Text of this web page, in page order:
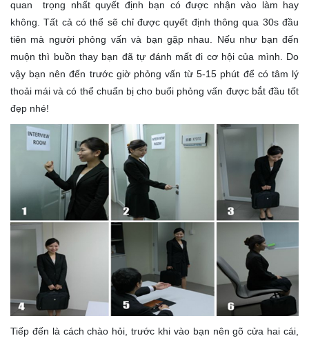
quan trọng nhất quyết định bạn có được nhận vào làm hay
không. Tất cả có thể sẽ chỉ được quyết định thông qua 30s đầu
tiên mà người phỏng vấn và bạn gặp nhau. Nếu như bạn đến
muộn thì buồn thay bạn đã tự đánh mất đi cơ hội của mình. Do
vậy bạn nên đến trước giờ phỏng vấn từ 5-15 phút để có tâm lý
thoải mái và có thể chuẩn bị cho buổi phỏng vấn được bắt đầu tốt
đẹp nhé!
Tiếp đến là cách chào hỏi, trước khi vào bạn nên gõ cửa hai cái,